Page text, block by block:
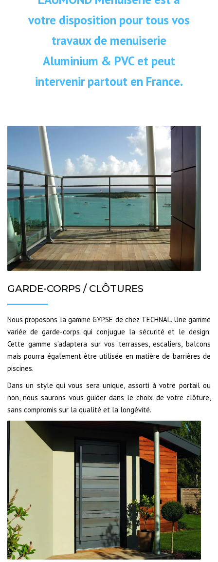
votre disposition pour tous vos
travaux de menuiserie
Aluminium & PVC et peut
intervenir partout en France.
GARDE-CORPS / CLÔTURES
Nous proposons la gamme GYPSE de chez TECHNAL. Une gamme
variée de garde-corps qui conjugue la sécurité et le design.
Cette gamme s’adaptera sur vos terrasses, escaliers, balcons
mais pourra également être utilisée en matière de barrières de
piscines.
Dans un style qui vous sera unique, assorti à votre portail ou
non, nous saurons vous guider dans le choix de votre clôture,
sans compromis sur la qualité et la longévité.